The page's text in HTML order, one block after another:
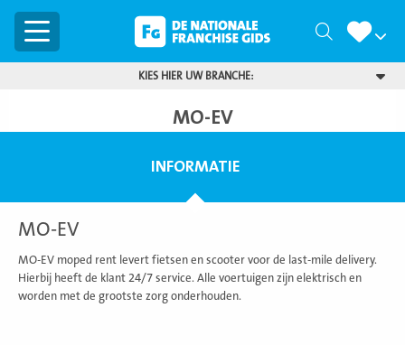
Menu Zoeken
KIES HIER UW BRANCHE:
MO-EV
INFORMATIE
MO-EV
MO-EV moped rent levert fietsen en scooter voor de last-mile delivery.
Hierbij heeft de klant 24/7 service. Alle voertuigen zijn elektrisch en
worden met de grootste zorg onderhouden.